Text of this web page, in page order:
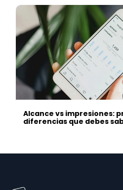
Alcance vs impresiones:
diferencias que debes